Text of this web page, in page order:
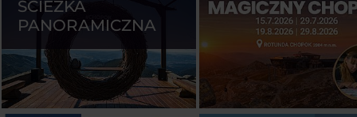
ŚCIEŻKA
PANORAMICZNA